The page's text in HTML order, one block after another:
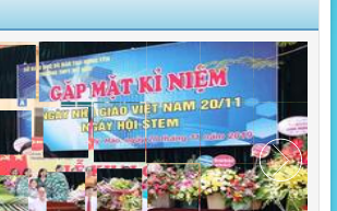
HÀO VINH DANH HỌC SINH GIỎI CẤP
TỈNH NĂM HỌC 2023-2024
TIẾT MỤC ĐOẠT GIẢI NHẤT DÂN VŨ CÔNG
ĐOÀN NGÀNH GD_CĐ TRƯỜNG THPT MỸ
HÀO - ĐIỂM SÁNG TRONG CHUYỂN ĐỔI